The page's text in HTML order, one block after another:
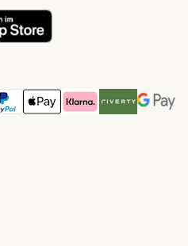
Method
Payment Method
Payment Method
Apple Pay Payment Method
Klarna Payment Method
Riverty Payment
Google